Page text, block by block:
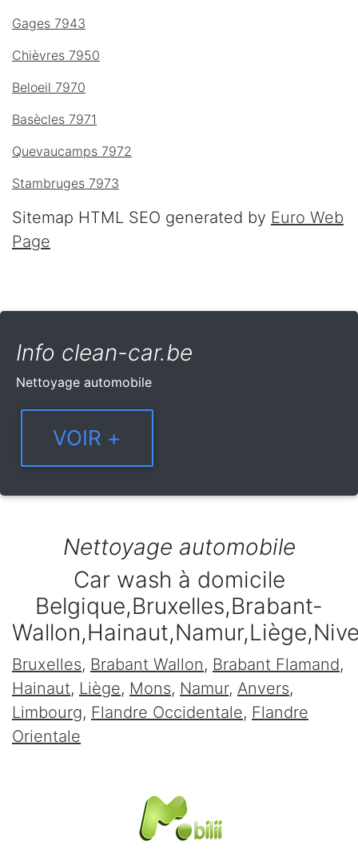
Gages 7943
Chièvres 7950
Beloeil 7970
Basècles 7971
Quevaucamps 7972
Stambruges 7973
Sitemap HTML SEO generated by Euro Web
Page
Info clean-car.be
Nettoyage automobile
Nettoyage automobile
Car wash à domicile
Belgique,Bruxelles,Brabant-
Bruxelles, Brabant Wallon, Brabant Flamand,
Hainaut, Liège, Mons, Namur, Anvers,
Limbourg, Flandre Occidentale, Flandre
Orientale